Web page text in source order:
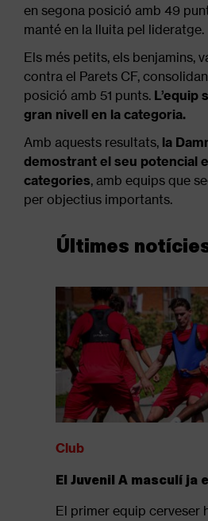
en segona posició amb 49
manté en la lluita pel lideratge.
Els més petits, els benjamins,
contra el Parets CF,
posició amb 51 punts. L’equip
gran nivell en la categoria.
Amb aquests resultats, la
demostrant el seu potencial
categories, amb equips que
per objectius importants.
Últimes
Club
El Juvenil A masculí ja
El primer equip cerveser